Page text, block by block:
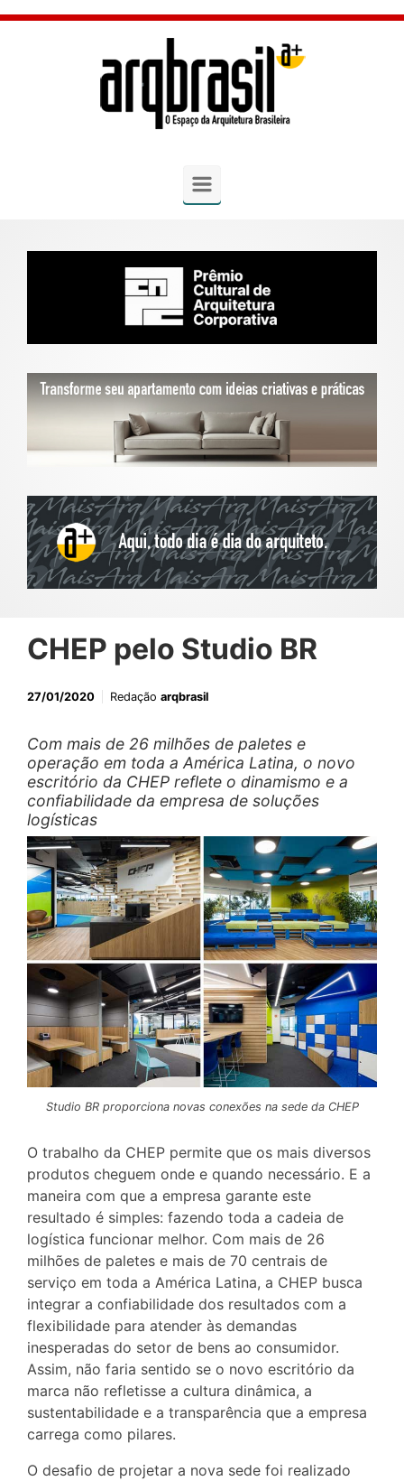
Skip to main content
CHEP pelo Studio BR
27/01/2020 Redação arqbrasil
Com mais de 26 milhões de paletes e
operação em toda a América Latina, o novo
escritório da CHEP reflete o dinamismo e a
confiabilidade da empresa de soluções
logísticas
Studio BR proporciona novas conexões na sede da CHEP
O trabalho da CHEP permite que os mais diversos
produtos cheguem onde e quando necessário. E a
maneira com que a empresa garante este
resultado é simples: fazendo toda a cadeia de
logística funcionar melhor. Com mais de 26
milhões de paletes e mais de 70 centrais de
serviço em toda a América Latina, a CHEP busca
integrar a confiabilidade dos resultados com a
flexibilidade para atender às demandas
inesperadas do setor de bens ao consumidor.
Assim, não faria sentido se o novo escritório da
marca não refletisse a cultura dinâmica, a
sustentabilidade e a transparência que a empresa
carrega como pilares.
O desafio de projetar a nova sede foi realizado